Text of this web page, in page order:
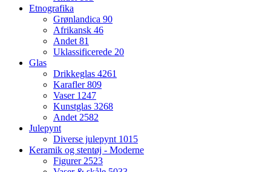
Etnografika
Grønlandica 90
Afrikansk 46
Andet81
Uklassificerede 20
Glas
Drikkeglas 4261
Karafler809
Vaser 1247
Kunstglas 3268
Andet2582
Julepynt
Diverse julepynt 1015
Keramik og stentøj - Moderne
Figurer2523